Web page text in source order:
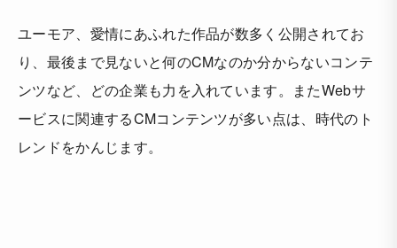
ユーモア、愛情にあふれた作品が数多く公開されてお
り、最後まで見ないと何のCMなのか分からないコンテ
ンツなど、どの企業も力を入れています。またWebサ
ービスに関連するCMコンテンツが多い点は、時代のト
レンドをかんじます。